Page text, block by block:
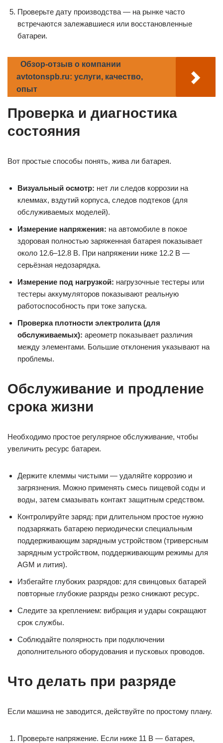
Проверьте дату производства — на рынке часто
встречаются залежавшиеся или восстановленные
батареи.
Обзор-отзыв о компании
avtotonspb.ru: услуги, качество,
опыт
Проверка и диагностика
состояния
Вот простые способы понять, жива ли батарея.
Визуальный осмотр: нет ли следов коррозии на
клеммах, вздутий корпуса, следов подтеков (для
обслуживаемых моделей).
Измерение напряжения: на автомобиле в покое
здоровая полностью заряженная батарея показывает
около 12.6–12.8 В. При напряжении ниже 12.2 В —
серьёзная недозарядка.
Измерение под нагрузкой: нагрузочные тестеры или
тестеры аккумуляторов показывают реальную
работоспособность при токе запуска.
Проверка плотности электролита (для
обслуживаемых): ареометр показывает различия
между элементами. Большие отклонения указывают на
проблемы.
Обслуживание и продление
срока жизни
Необходимо простое регулярное обслуживание, чтобы
увеличить ресурс батареи.
Держите клеммы чистыми — удаляйте коррозию и
загрязнения. Можно применять смесь пищевой соды и
воды, затем смазывать контакт защитным средством.
Контролируйте заряд: при длительном простое нужно
подзаряжать батарею периодически специальным
поддерживающим зарядным устройством (триверсным
зарядным устройством, поддерживающим режимы для
AGM и лития).
Избегайте глубоких разрядов: для свинцовых батарей
повторные глубокие разряды резко снижают ресурс.
Следите за креплением: вибрация и удары сокращают
срок службы.
Соблюдайте полярность при подключении
дополнительного оборудования и пусковых проводов.
Что делать при разряде
Если машина не заводится, действуйте по простому плану.
Проверьте напряжение. Если ниже 11 В — батарея,